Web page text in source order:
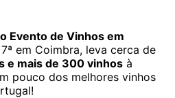
Evento de Vinhos em
em Coimbra, leva cerca de
e mais de 300 vinhos à
pouco dos melhores vinhos